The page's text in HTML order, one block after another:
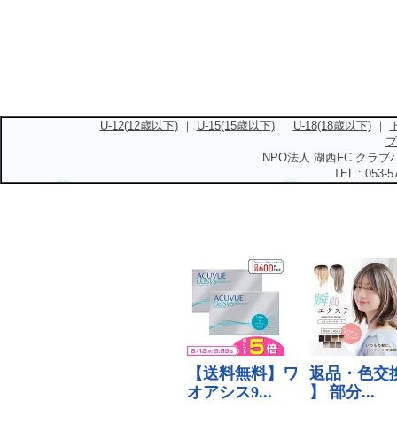
U-12(12歳以下)｜ U-15(15歳以下)｜ U-18(18歳以下)｜
NPO法人 湖西FC クラ
TEL : 053-